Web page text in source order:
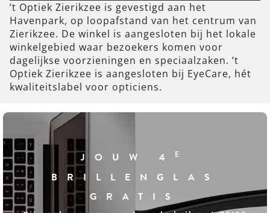
’t Optiek Zierikzee is gevestigd aan het
Havenpark, op loopafstand van het centrum van
Zierikzee. De winkel is aangesloten bij het lokale
winkelgebied waar bezoekers komen voor
dagelijkse voorzieningen en speciaalzaken. ’t
Optiek Zierikzee is aangesloten bij EyeCare, hét
kwaliteitslabel voor opticiens.
JOUW 4 E
BRILLENGLAS
GRATIS